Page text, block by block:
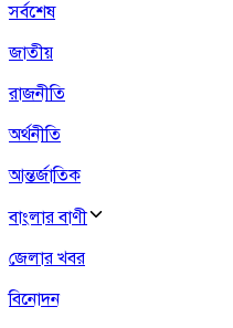
সর্বশেষ
জাতীয়
রাজনীতি
অর্থনীতি
আন্তর্জাতিক
বাংলার বাণী
জেলার খবর
বিনোদন